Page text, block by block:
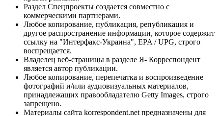
Раздел Спецпроекты создается совместно с
коммерческими партнерами.
Любое копирование, публикация, републикация и
другое распространение информации, которое содержит
ссылку на "Интерфакс-Украина", EPA / UPG, строго
воспрещается.
Владелец веб-страницы в разделе Я- Корреспондент
является автор публикации.
Любое копирование, перепечатка и воспроизведение
фотографий и/или аудиовизуальных материалов,
принадлежащих правообладателю Getty Images, строго
запрещено.
Материалы сайта korrespondent.net предназначены для